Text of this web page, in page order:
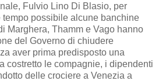
Fulvio Lino Di Blasio, per
tempo possibile alcune banchine
Marghera, Thamm e Vago hanno
del Governo di chiudere
aver prima predisposto una
costretto le compagnie, i dipendenti
delle crociere a Venezia a